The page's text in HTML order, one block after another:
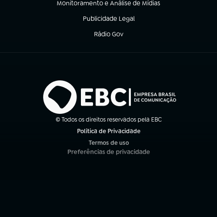
Monitoramento e Análise de Mídias
(abre em nova aba)
Publicidade Legal
(abre em nova aba)
Rádio Gov
(abre em nova aba)
© Todos os direitos reservados pela EBC
Política de Privacidade
Termos de uso
(abre em nova aba)
Preferências de privacidade